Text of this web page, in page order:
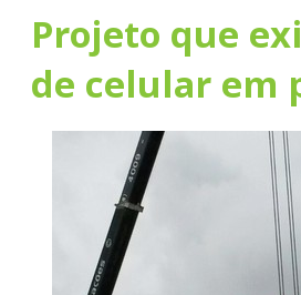
Projeto que
de celular em